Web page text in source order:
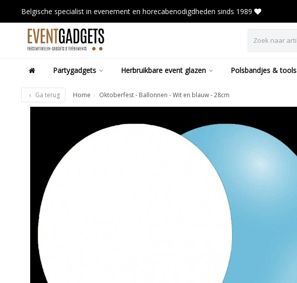
Belgische specialist in evenement en horecabenodigdheden sinds 1989
Partygadgets Herbruikbare event glazen Polsbandjes & tools
Ga terug Home Oktoberfest - Ballonnen - Wit en blauw - 28cm